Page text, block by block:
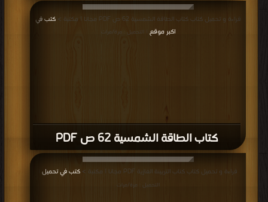
كتاب الطاقة الشمسية 62 ص PDF
قراءة و تحميل كتاب كتاب الطاقة الشمسية 62 ص PDF مجانا | مكتبة >
كتب في
اكبر موقع
| التحميل : مرة/مرات
قراءة و تحميل كتاب كتاب التربينة الغازية PDF مجانا | مكتبة > كتب في تحميل
التحميل : مرة/مرات